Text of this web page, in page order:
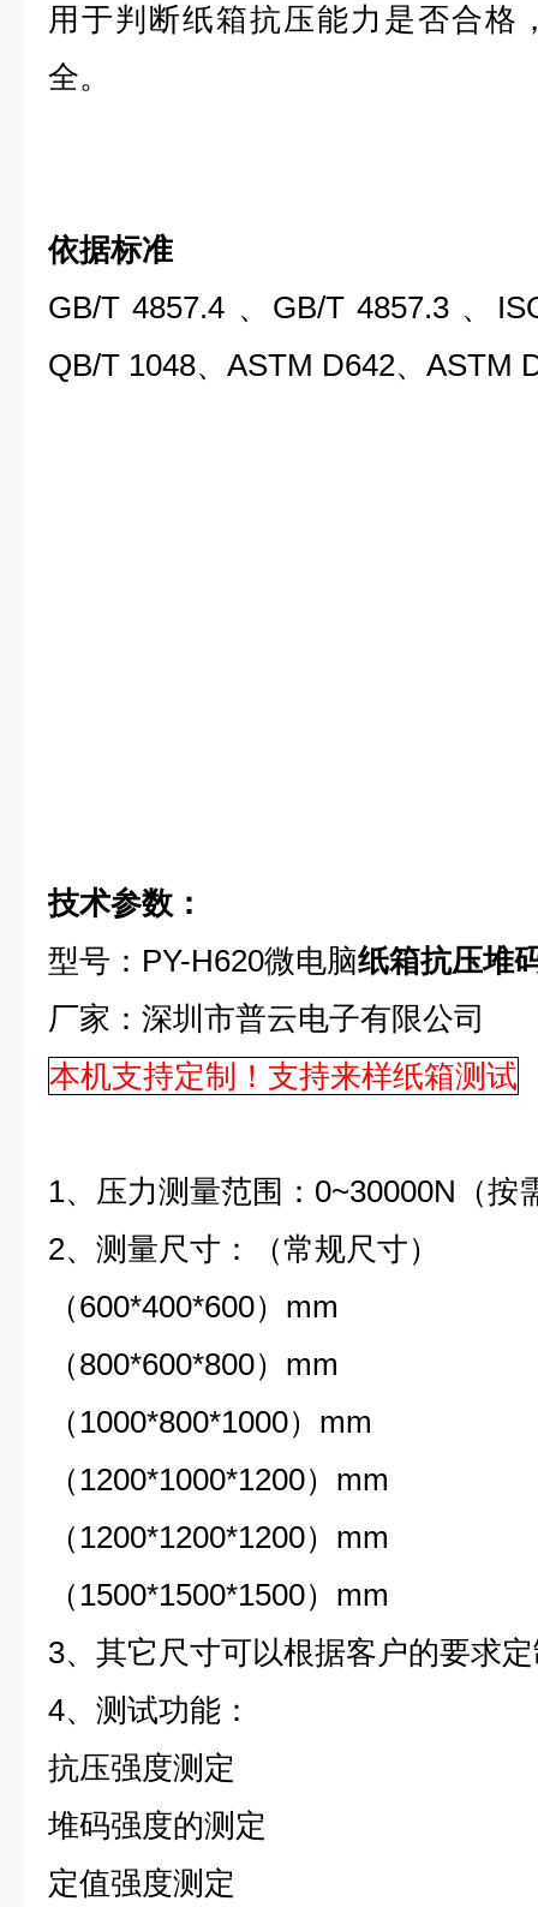
用于判断纸箱抗压能力是否合格
全。
依据标准
GB/T 4857.4 、GB/T 4857.3 、
QB/T 1048、ASTM D642、ASTM
技术参数：
型号：PY-H620微电脑纸箱抗压堆
厂家：深圳市普云电子有限公司
本机支持定制！支持来样纸箱测试
1、压力测量范围：0~30000N（按
2、测量尺寸：（常规尺寸）
（600*400*600）mm
（800*600*800）mm
（1000*800*1000）mm
（1200*1000*1200）mm
（1200*1200*1200）mm
（1500*1500*1500）mm
3、其它尺寸可以根据客户的要求
4、测试功能：
抗压强度测定
堆码强度的测定
定值强度测定